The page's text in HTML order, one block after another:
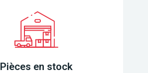
Pièces en stock